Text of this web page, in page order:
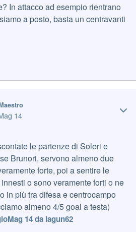
In attacco ad esempio rientrano
a posto, basta un centravanti
14
le partenze di Soleri e
Brunori, servono almeno due
forte, poi a sentire le
o sono veramente forti o ne
in più tra difesa e centrocampo
almeno 4/5 goal a testa)
Mag 14da Iagun62